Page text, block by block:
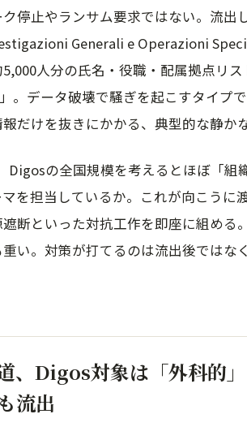
停止やランサム要求ではない。流出
Generali e Operazioni
人分の氏名・役職・配属拠点リ
。データ破壊で騒ぎを起こすタイプ
だけを抜きにかかる、典型的な静か
Digosの全国規模を考えるとほぼ「組
を担当しているか。これが向こうに
断といった対抗工作を即座に組める
い。対策が打てるのは流出後ではな
、Digos対象は「外科的
流出